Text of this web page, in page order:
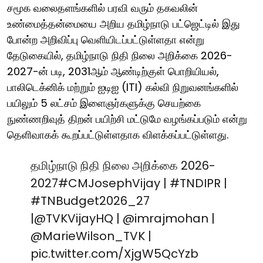
சமூக வலைதளங்களில் பரவி வரும் தகவலின்
உண்மைத்தன்மையை அறிய தமிழ்நாடு பட்ஜெட்டில் இது
போன்ற அறிவிப்பு வெளியிடப்பட்டுள்ளதா என்று
தேடுகையில், தமிழ்நாடு நிதி நிலை அறிக்கை 2026-
2027-ன் படி, 2031ஆம் ஆண்டிற்குள் பொறியியல்,
பாலிடெக்னிக் மற்றும் ஐடிஐ (ITI) கல்வி நிறுவனங்களில்
பயிலும் 5 லட்சம் இளைஞர்களுக்கு செயற்கை
நுண்ணறிவுத் திறன் பயிற்சி மட்டுமே வழங்கப்படும் என்று
தெளிவாகக் கூறப்பட்டுள்ளதாக விளக்கப்பட்டுள்ளது.
தமிழ்நாடு நிதி நிலை அறிக்கை 2026-
2027#CMJosephVijay | #TNDIPR |
#TNBudget2026_27
|@TVKVijayHQ | @imrajmohan |
@MarieWilson_TVK |
pic.twitter.com/XjgW5QcYzb